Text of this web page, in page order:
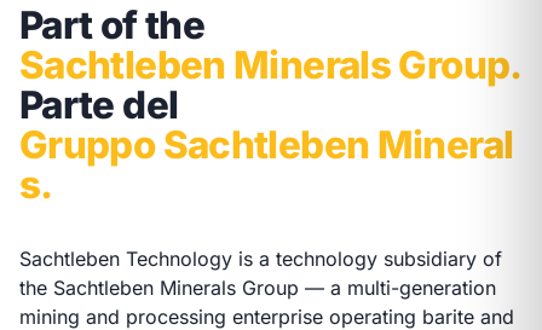
Part of the
Sachtleben Minerals Group.
Parte del
Gruppo Sachtleben Mineral
s.
Sachtleben Technology is a technology subsidiary of
the Sachtleben Minerals Group — a multi-generation
mining and processing enterprise operating barite and